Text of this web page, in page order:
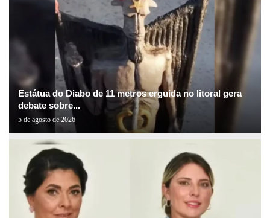
Estátua do Diabo de 11 metros erguida no litoral gera
debate sobre...
5 de agosto de 2026